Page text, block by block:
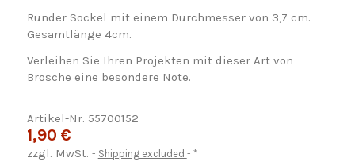
Runder Sockel mit einem Durchmesser von 3,7 cm.
Gesamtlänge 4cm.
Verleihen Sie Ihren Projekten mit dieser Art von
Brosche eine besondere Note.
Artikel-Nr. 55700152
1,90 €
zzgl. MwSt. Shipping excluded *